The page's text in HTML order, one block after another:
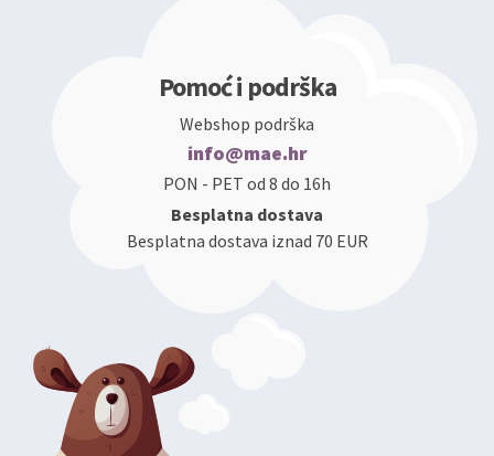
Pomoć i podrška
Webshop podrška
info@mae.hr
PON - PET od 8 do 16h
Besplatna dostava
Besplatna dostava iznad 70 EUR